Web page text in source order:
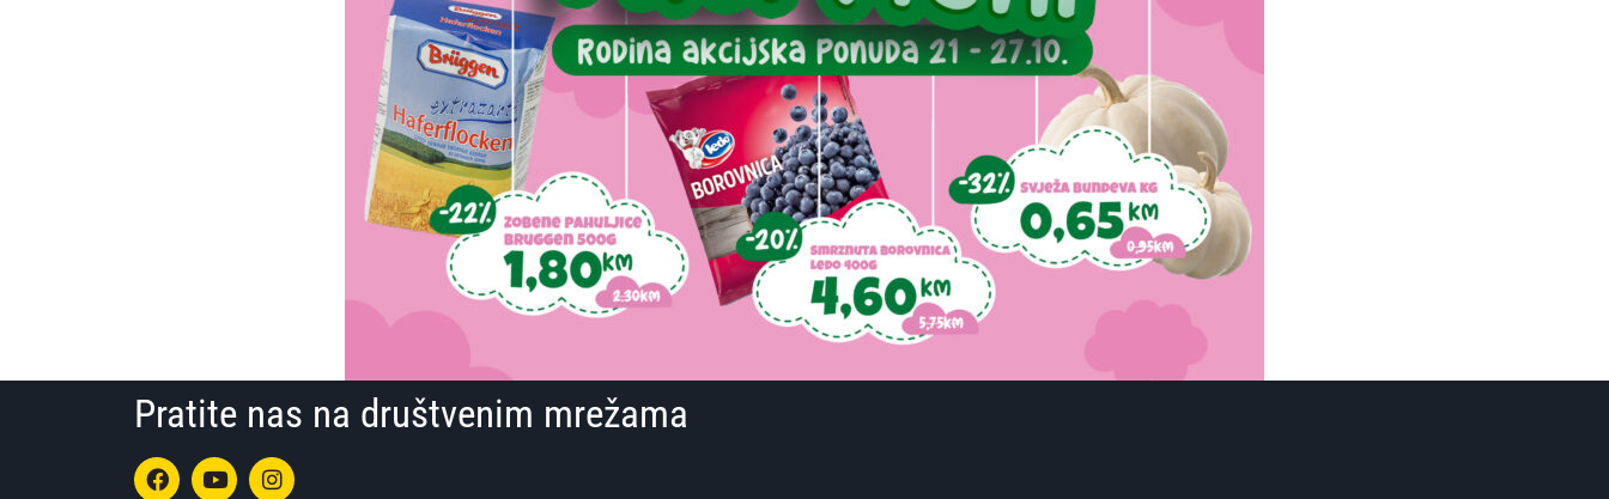
Pratite nas na društvenim mrežama